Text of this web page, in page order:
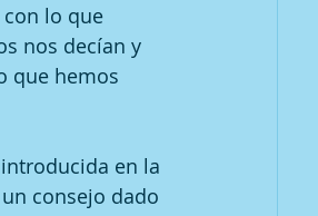
con lo que
nos decían y
que hemos
en la
consejo dado